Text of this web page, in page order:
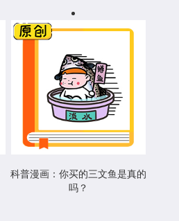
科普漫画：你买的三文鱼是真的
吗？